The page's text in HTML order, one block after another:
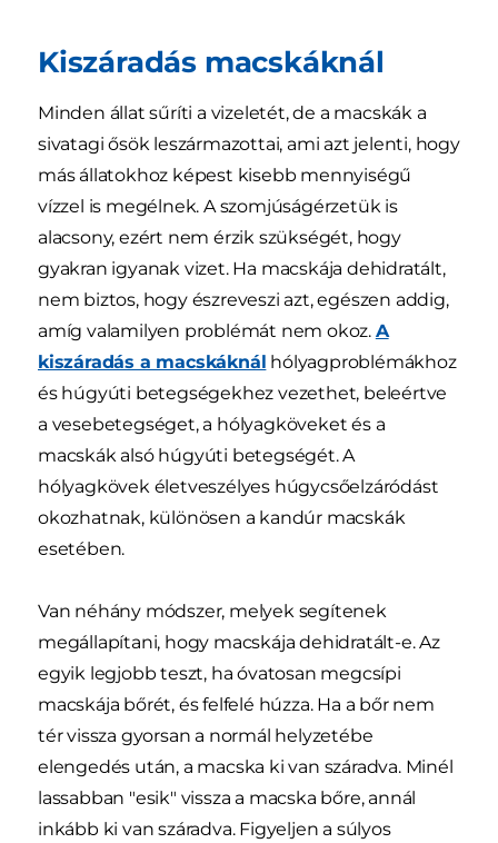
Kiszáradás macskáknál
Minden állat sűríti a vizeletét, de a macskák a
sivatagi ősök leszármazottai, ami azt jelenti, hogy
más állatokhoz képest kisebb mennyiségű
vízzel is megélnek. A szomjúságérzetük is
alacsony, ezért nem érzik szükségét, hogy
gyakran igyanak vizet. Ha macskája dehidratált,
nem biztos, hogy észreveszi azt, egészen addig,
amíg valamilyen problémát nem okoz. A
kiszáradás a macskáknál hólyagproblémákhoz
és húgyúti betegségekhez vezethet, beleértve
a vesebetegséget, a hólyagköveket és a
macskák alsó húgyúti betegségét. A
hólyagkövek életveszélyes húgycsőelzáródást
okozhatnak, különösen a kandúr macskák
esetében.
Van néhány módszer, melyek segítenek
megállapítani, hogy macskája dehidratált-e. Az
egyik legjobb teszt, ha óvatosan megcsípi
macskája bőrét, és felfelé húzza. Ha a bőr nem
tér vissza gyorsan a normál helyzetébe
elengedés után, a macska ki van száradva. Minél
lassabban "esik" vissza a macska bőre, annál
inkább ki van száradva. Figyeljen a súlyos